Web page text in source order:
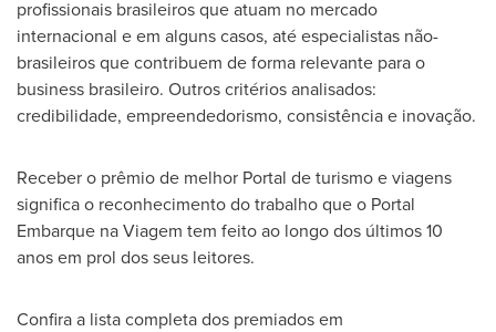
profissionais brasileiros que atuam no mercado
internacional e em alguns casos, até especialistas não-
brasileiros que contribuem de forma relevante para o
business brasileiro. Outros critérios analisados:
credibilidade, empreendedorismo, consistência e inovação.
Receber o prêmio de melhor Portal de turismo e viagens
significa o reconhecimento do trabalho que o Portal
Embarque na Viagem tem feito ao longo dos últimos 10
anos em prol dos seus leitores.
Confira a lista completa dos premiados em